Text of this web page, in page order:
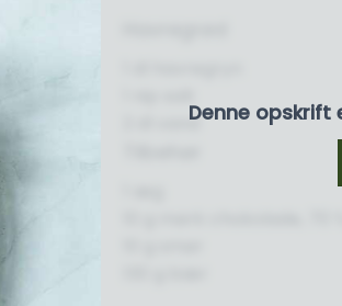
Denne opskrift
2 dl vand